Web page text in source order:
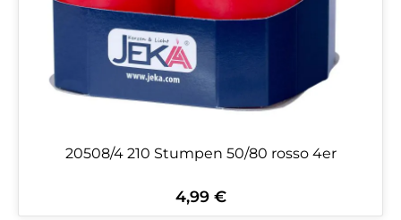
20508/4 210 Stumpen 50/80 rosso 4er
Regulärer Preis:
4,99 €